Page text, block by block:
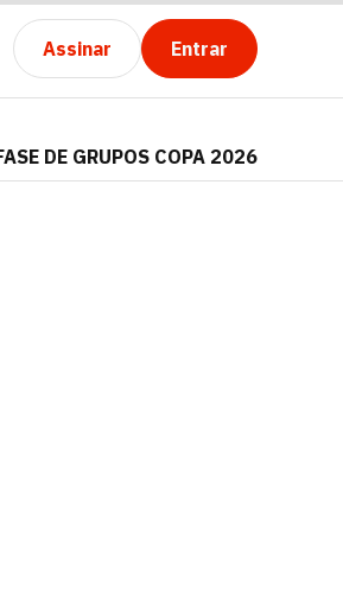
Assinar Entrar
DE GRUPOS COPA 2026